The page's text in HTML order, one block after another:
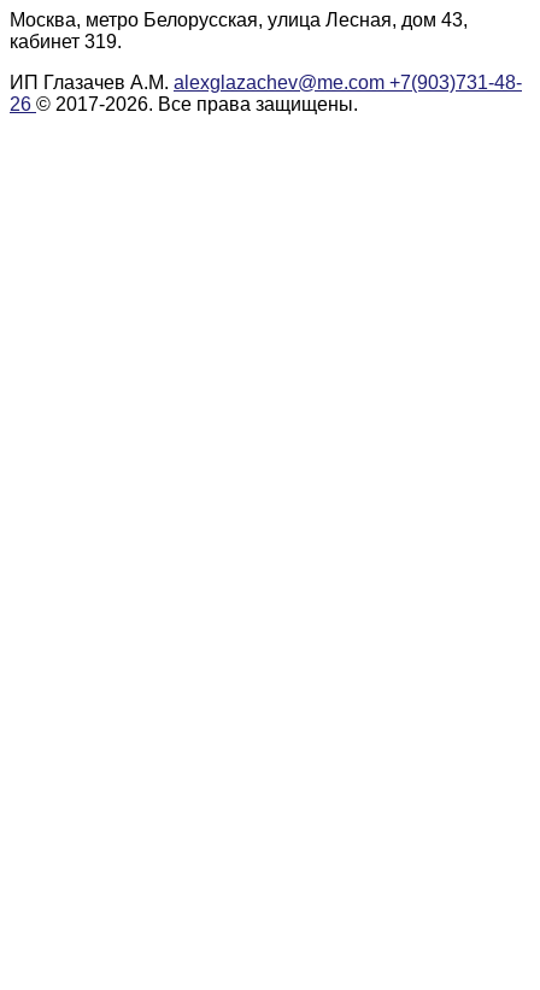
Москва, метро Белорусская, улица Лесная, дом 43,
кабинет 319.
ИП Глазачев А.М. alexglazachev@me.com +7(903)731-48-
26 © 2017-2026. Все права защищены.